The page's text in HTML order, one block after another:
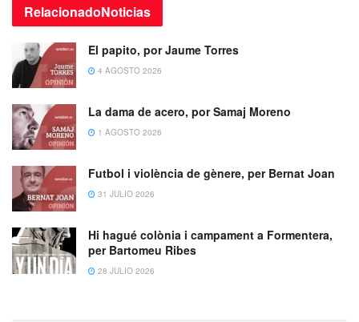
RelacionadoNoticias
El papito, por Jaume Torres
4 AGOSTO 2026
La dama de acero, por Samaj Moreno
1 AGOSTO 2026
Futbol i violència de gènere, per Bernat Joan
31 JULIO 2026
Hi hagué colònia i campament a Formentera,
per Bartomeu Ribes
28 JULIO 2026